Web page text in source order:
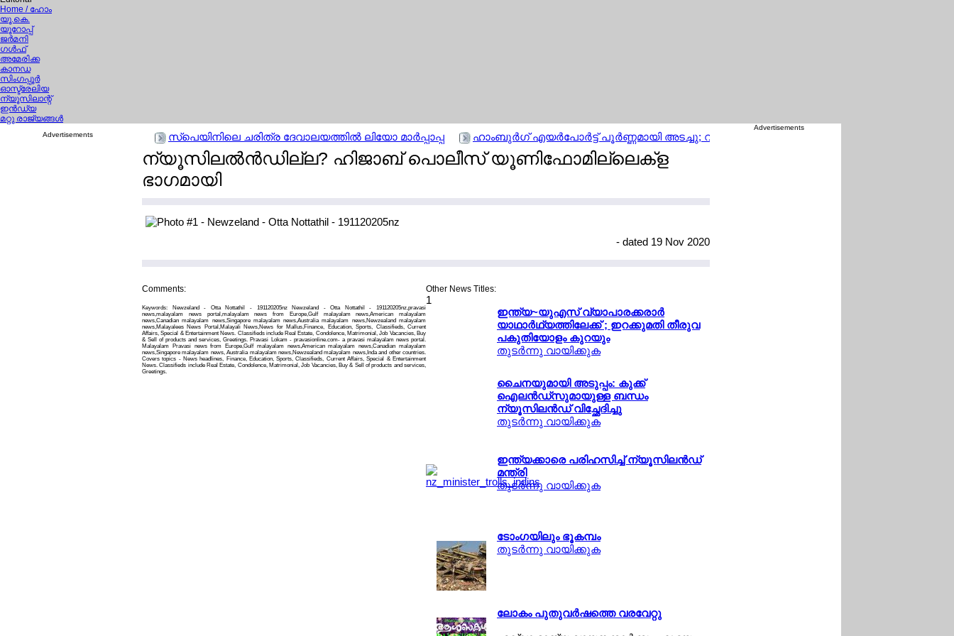
Home / ഹോം
യൂ.കെ.
യൂറോപ്പ്
ജര്‍മനി
ഗള്‍ഫ്
അമേരിക്ക
കാനഡ
സിംഗപ്പൂര്‍
ഓസ്ട്രേലിയ
ന്യൂസിലാന്റ്
ഇന്‍ഡ്യ
മറ്റു രാജ്യങ്ങള്‍
Advertisements സ്പെയിനിലെ ചരിത്ര ദേവാലയത്തില്‍ ലിയോ മാര്‍പ്പാപ്പ ഹാംബുര്‍ഗ് എയര്‍പോര്‍ട്ട് പൂര്‍ണ്ണമായി അടച്ചു; വിമാന സര്‍വീസുകള്‍ റദ്ദാക്കി; യാത്രക്കാരെ
ന്യൂസിലല്‍ന്‍ഡില്ല? ഹിജാബ് പൊലീസ് യൂണിഫോമില്ലെക്ള
ഭാഗമായി
- dated 19 Nov 2020
Comments:
Keywords: Newzeland - Otta Nottathil - 191120205nz Newzeland - Otta Nottathil - 191120205nz,pravasi
news,malayalam news portal,malayalam news from Europe,Gulf malayalam news,American malayalam
news,Canadian malayalam news,Singapore malayalam news,Australia malayalam news,Newzealand malayalam
news,Malayalees News Portal,Malayali News,News for Mallus,Finance, Education, Sports, Classifieds, Current
Affairs, Special & Entertainment News. Classifieds include Real Estate, Condolence, Matrimonial, Job Vacancies, Buy
& Sell of products and services, Greetings. Pravasi Lokam - pravasionline.com- a pravasi malayalam news portal.
Malayalam Pravasi news from Europe,Gulf malayalam news,American malayalam news,Canadian malayalam
news,Singapore malayalam news, Australia malayalam news,Newzealand malayalam news,Inda and other countries.
Covers topics - News headlines, Finance, Education, Sports, Classifieds, Current Affairs, Special & Entertainment
News. Classifieds include Real Estate, Condolence, Matrimonial, Job Vacancies, Buy & Sell of products and services,
Greetings.
Other News Titles:
1
ഇന്ത്യ~യുഎസ് വ്യാപാരക്കരാര്‍
യാഥാര്‍ഥ്യത്തിലേക്ക് ; ഇറക്കുമതി തീരുവ
പകുതിയോളം കുറയും
തുടര്‍ന്നു വായിക്കുക
ചൈനയുമായി അടുപ്പം: കുക്ക്
ഐലന്‍ഡ്സുമായുള്ള ബന്ധം
ന്യൂസിലന്‍ഡ് വിച്ഛേദിച്ചു
തുടര്‍ന്നു വായിക്കുക
ഇന്ത്യക്കാരെ പരിഹസിച്ച് ന്യൂസിലന്‍ഡ്
മന്ത്രി
തുടര്‍ന്നു വായിക്കുക
ടോംഗയിലും ഭൂകമ്പം
തുടര്‍ന്നു വായിക്കുക
ലോകം പുതുവര്‍ഷത്തെ വരവേറ്റു
Advertisements